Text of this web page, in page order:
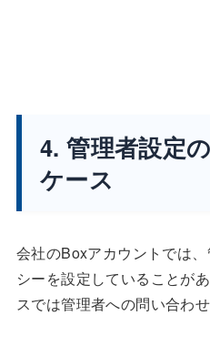
4. 管理者設定
ケース
会社のBoxアカウントでは
シーを設定していることが
スでは管理者への問い合わせ